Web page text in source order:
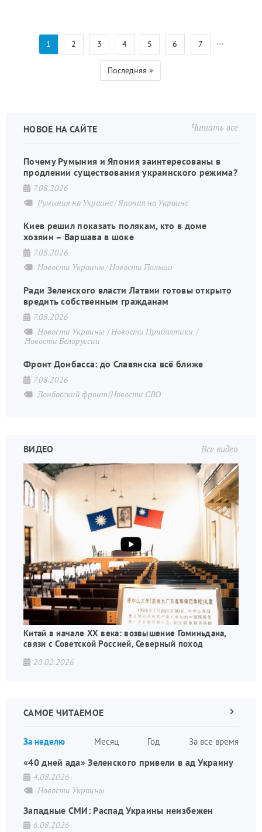
Нумерация
страниц
Текущая
страница
1 Страница
2 Страница
3 Страница
4 Страница
5 Страница
6 Страница
7 …
Последняя
страница
Последняя »
Читать все
НОВОЕ НА САЙТЕ
Почему Румыния и Япония заинтересованы в
продлении существования украинского режима?
7.08.2026
Румыния на Украине Япония на Украине
Киев решил показать полякам, кто в доме
хозяин – Варшава в шоке
7.08.2026
Новости Украины Новости Польши
Ради Зеленского власти Латвии готовы открыто
вредить собственным гражданам
7.08.2026
Новости Украины
Новости Прибалтики
Новости Белоруссии
Фронт Донбасса: до Славянска всё ближе
7.08.2026
Донбасский фронт/Новости СВО
Все видео
ВИДЕО
Китай в начале XX века: возвышение Гоминьдана,
связи с Советской Россией, Северный поход
20.02.2026
САМОЕ ЧИТАЕМОЕ
За неделю Месяц Год За все время
Следующая
«40 дней ада» Зеленского привели в ад Украину
4.08.2026
Новости Украины
Западные СМИ: Распад Украины неизбежен
6.08.2026